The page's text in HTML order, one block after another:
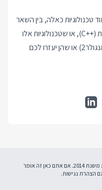
טכנולוגיות כאלה, בין השאר
כי טכנולוגיות לא נעלמות כל כך בקלות (++C), או שטכנולוגיות אלו
יעזרו לכם למצוא עבודה טובה יותר (אנגולר2) או שהן יעזרו לכם
אנחנו באוויר ומלמדים תכנות ברשת משנת 2014. אם אתם כאן זה אומר
הצהרת נגישות.